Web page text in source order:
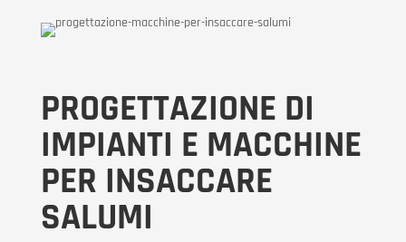
PROGETTAZIONE DI
IMPIANTI E MACCHINE
PER INSACCARE
SALUMI